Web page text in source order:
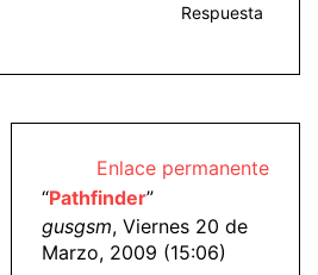
Respuesta
Enlace permanente
“Pathfinder”
gusgsm, Viernes 20 de
Marzo, 2009 (15:06)